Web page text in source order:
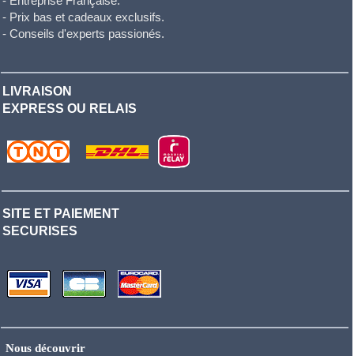
- Prix bas et cadeaux exclusifs.
- Conseils d'experts passionés.
LIVRAISON
EXPRESS OU RELAIS
SITE ET PAIEMENT
SECURISES
Nous découvrir